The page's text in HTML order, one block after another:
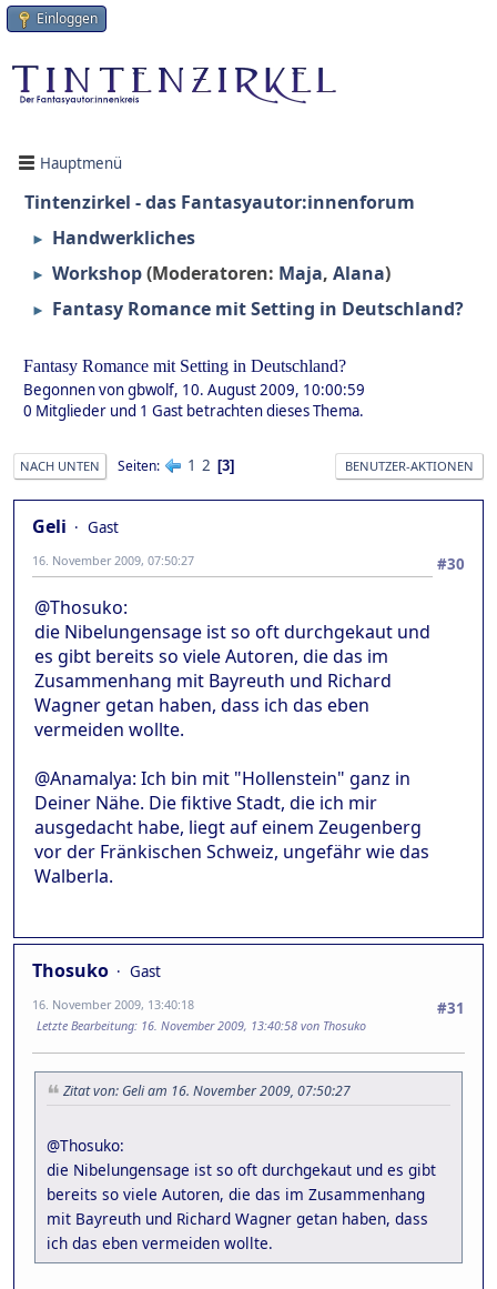
Einloggen
Hauptmenü
Tintenzirkel - das Fantasyautor:innenforum
► Handwerkliches
► Workshop(Moderatoren: Maja, Alana)
► Fantasy Romance mit Setting in Deutschland?
Fantasy Romance mit Setting in Deutschland?
Begonnen von gbwolf, 10. August 2009, 10:00:59
0 Mitglieder und 1 Gast betrachten dieses Thema.
NACH UNTEN Seiten 1 2 3 BENUTZER-AKTIONEN
Geli
Gast
#30
16. November 2009, 07:50:27
@Thosuko:
die Nibelungensage ist so oft durchgekaut und
es gibt bereits so viele Autoren, die das im
Zusammenhang mit Bayreuth und Richard
Wagner getan haben, dass ich das eben
vermeiden wollte.
@Anamalya: Ich bin mit "Hollenstein" ganz in
Deiner Nähe. Die fiktive Stadt, die ich mir
ausgedacht habe, liegt auf einem Zeugenberg
vor der Fränkischen Schweiz, ungefähr wie das
Walberla.
Thosuko
Gast
#31
16. November 2009, 13:40:18
Letzte Bearbeitung: 16. November 2009, 13:40:58 von Thosuko
Zitat von: Geli am 16. November 2009, 07:50:27
@Thosuko:
die Nibelungensage ist so oft durchgekaut und es gibt
bereits so viele Autoren, die das im Zusammenhang
mit Bayreuth und Richard Wagner getan haben, dass
ich das eben vermeiden wollte.